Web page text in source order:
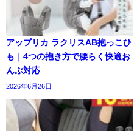
アップリカ ラクリスAB抱っこひ
も｜4つの抱き方で腰らく快適お
んぶ対応
2026年6月26日